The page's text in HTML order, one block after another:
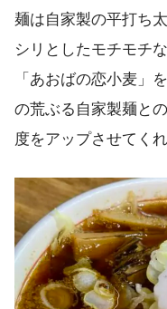
麺は自家製の平打ち
シリとしたモチモチ
「あおばの恋小麦」
の荒ぶる自家製麺と
度をアップさせてく